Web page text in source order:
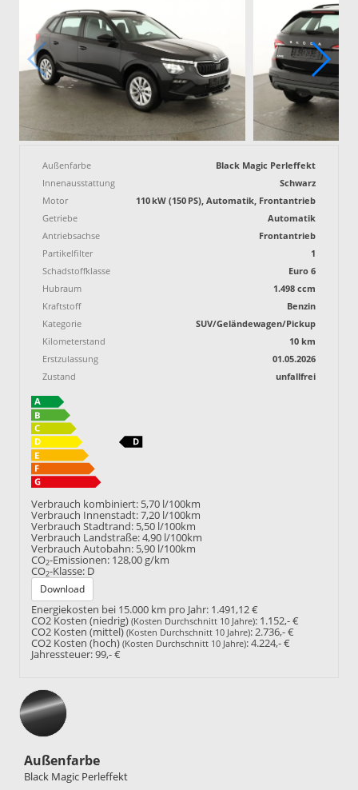
Außenfarbe
Black Magic Perleffekt
Innenausstattung
Schwarz
Motor
110 kW (150 PS), Automatik, Frontantrieb
Getriebe
Automatik
Antriebsachse
Frontantrieb
Partikelfilter
1
Schadstoffklasse
Euro 6
Hubraum
1.498 ccm
Kraftstoff
Benzin
Kategorie
SUV/Geländewagen/Pickup
Kilometerstand
10 km
Erstzulassung
01.05.2026
Zustand
unfallfrei
Verbrauch kombiniert: 5,70 l/100km
Verbrauch Innenstadt:7,20 l/100km
Verbrauch Stadtrand: 5,50 l/100km
Verbrauch Landstraße:4,90 l/100km
Verbrauch Autobahn: 5,90 l/100km
CO2-Emissionen: 128,00 g/km
CO2-Klasse: D
Download
Energiekosten bei 15.000 km pro Jahr: 1.491,12 €
CO2 Kosten (niedrig) (Kosten Durchschnitt 10 Jahre): 1.152,- €
CO2 Kosten (mittel) (Kosten Durchschnitt 10 Jahre):2.736,- €
CO2 Kosten (hoch) (Kosten Durchschnitt 10 Jahre):4.224,- €
Jahressteuer:99,- €
Außenfarbe
Black Magic Perleffekt